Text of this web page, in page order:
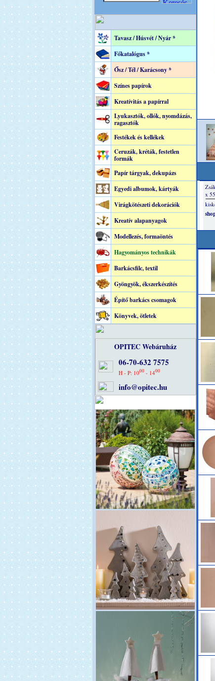
Tavasz / Húsvét / Nyár *
Főkatalógus *
Ősz / Tél / Karácsony *
Színes papírok
Kreatívitás a papírral
Lyukasztók, ollók, nyomdázás,
ragasztók
Festékek és kellékek
Ceruzák, kréták, festetlen
formák
Papír tárgyak, dekupázs
Egyedi albumok, kártyák
Virágkötészeti dekorációk
Kreatív alapanyagok
Modellezés, formaöntés
Hagyományos technikák
Barkácsfilc, textil
Gyöngyök, ékszerkészítés
Építő barkács csomagok
Könyvek, ötletek
OPITEC Webáruház
06-70-632 7575
H - P: 1000- 1400
info@opitec.hu